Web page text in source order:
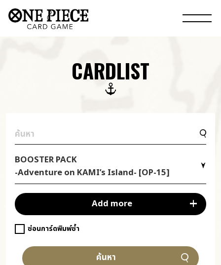
CARDLIST
BOOSTER PACK
-Adventure on KAMI’s Island- [OP-15]
Add more
ซ่อนการ์ดพิมพ์ซ้ำ
ค้นหา